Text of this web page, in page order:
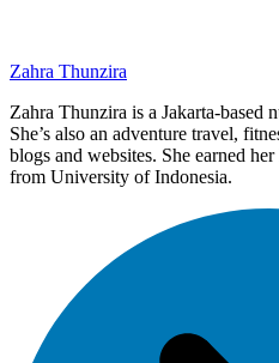
Zahra Thunzira
Zahra Thunzira is a Jakarta-based
She’s also an adventure travel,
blogs and websites. She earned
from University of Indonesia.